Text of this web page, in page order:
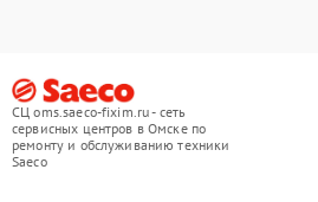
СЦ oms.saeco-fixim.ru - сеть
сервисных центров в Омске по
ремонту и обслуживанию техники
Saeco